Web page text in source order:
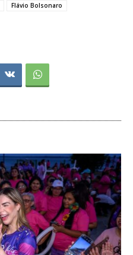
Flávio Bolsonaro